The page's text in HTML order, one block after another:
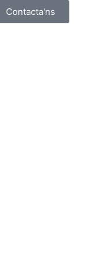
Contacta'ns